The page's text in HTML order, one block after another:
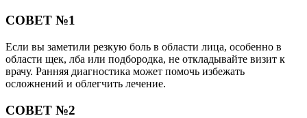
СОВЕТ №1
Если вы заметили резкую боль в области лица, особенно в
области щек, лба или подбородка, не откладывайте визит к
врачу. Ранняя диагностика может помочь избежать
осложнений и облегчить лечение.
СОВЕТ №2